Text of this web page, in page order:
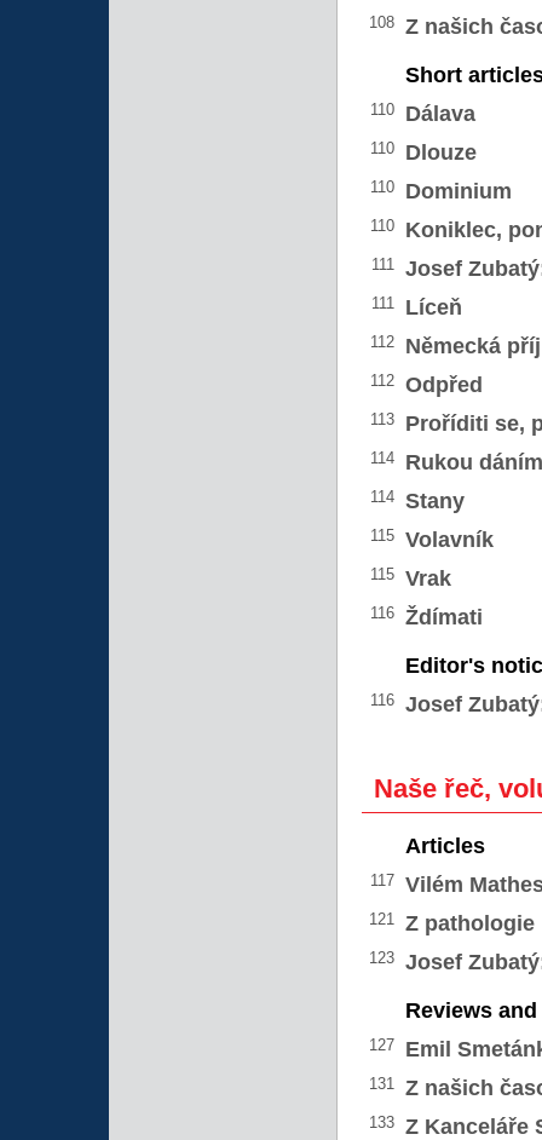
108
Z našich
Short
110 Dálava
110 Dlouze
110 Dominium
110 Koniklec,
111 Josef
111 Líceň
112 Německá
112 Odpřed
113 Proříditi se,
114 Rukou
114 Stany
115 Volavník
115 Vrak
116
Ždímati
Editor's
116 Josef
Naše řeč,
Articles
117 Vilém
121 Z pathologie
123
Josef
Reviews
127 Emil
131 Z našich
133
Z Kanceláře